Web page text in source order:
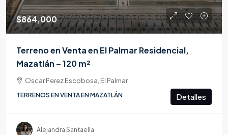
$864,000
Terreno en Venta en El Palmar Residencial,
Mazatlán – 120 m²
Oscar Perez Escobosa, El Palmar
TERRENOS EN VENTA EN MAZATLÁN Detalles
Alejandra Santaella